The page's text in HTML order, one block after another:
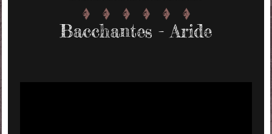
Bacchantes - Aride